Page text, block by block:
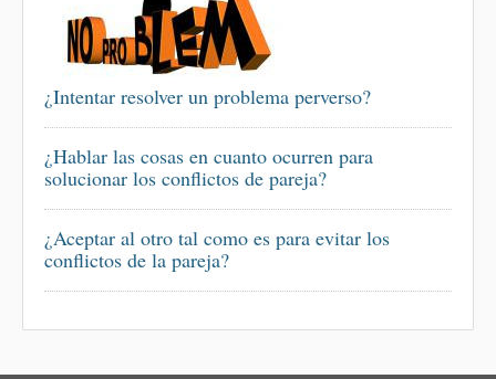
¿Intentar resolver un problema perverso?
¿Hablar las cosas en cuanto ocurren para
solucionar los conflictos de pareja?
¿Aceptar al otro tal como es para evitar los
conflictos de la pareja?